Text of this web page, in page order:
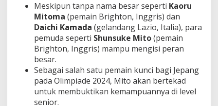
Meskipun tanpa nama besar seperti Kaoru
Mitoma (pemain Brighton, Inggris) dan
Daichi Kamada (gelandang Lazio, Italia), para
pemuda seperti Shunsuke Mito(pemain
Brighton, Inggris) mampu mengisi peran
besar.
Sebagai salah satu pemain kunci bagi Jepang
pada Olimpiade 2024, Mito akan bertekad
untuk membuktikan kemampuannya di level
senior.